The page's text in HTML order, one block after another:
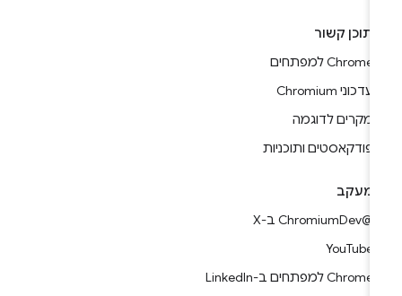
תוכן קשור
Chrome למפתחים
עדכוני Chromium
מקרים לדוגמה
פודקאסטים ותוכניות
מעקב
YouTube
Chrome למפתחים ב-LinkedIn